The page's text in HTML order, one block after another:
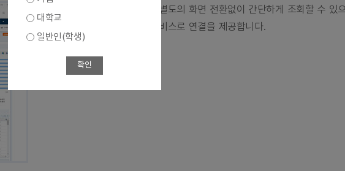
통계표와 통계차트에 대해서 별도의 화면 전환없이 간단하게 조회할 수 있
간편분석을 위한 간편분석 서비스로 연결을 제공합니다.
대학교
일반인(학생)
확인